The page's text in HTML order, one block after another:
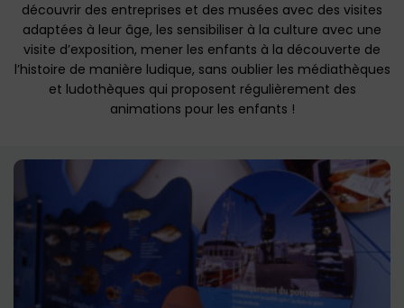
découvrir des entreprises et des musées avec des visites
adaptées à leur âge, les sensibiliser à la culture avec une
visite d’exposition, mener les enfants à la découverte de
l’histoire de manière ludique, sans oublier les médiathèques
et ludothèques qui proposent régulièrement des
animations pour les enfants !